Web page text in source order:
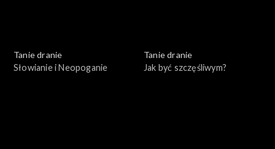
Tanie dranie
Słowianie i Neopoganie
Tanie dranie
Jak być szczęśliwym?